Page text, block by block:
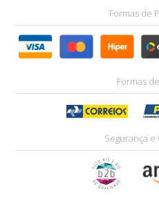
Formas de
Formas
Segurança e